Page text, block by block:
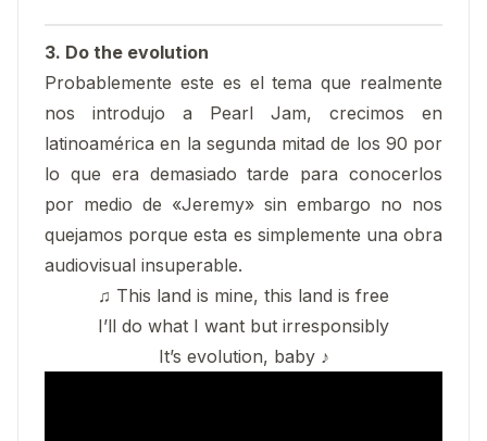
3. Do the evolution
Probablemente este es el tema que realmente
nos introdujo a Pearl Jam, crecimos en
latinoamérica en la segunda mitad de los 90 por
lo que era demasiado tarde para conocerlos
por medio de «Jeremy» sin embargo no nos
quejamos porque esta es simplemente una obra
audiovisual insuperable.
♫ This land is mine, this land is free
I’ll do what I want but irresponsibly
It’s evolution, baby ♪